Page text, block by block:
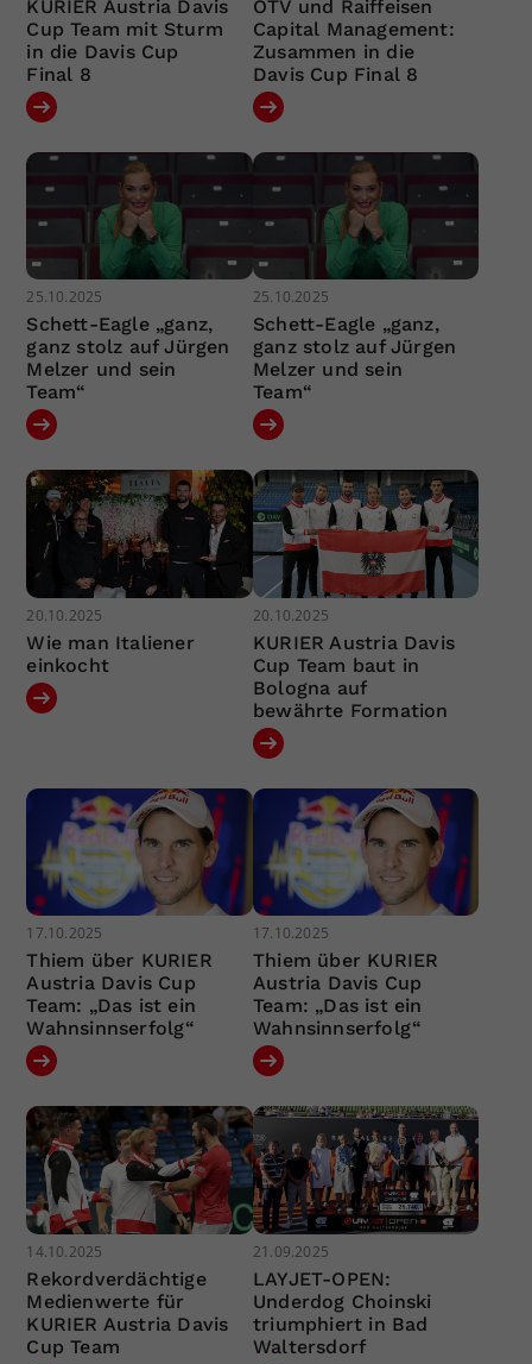
KURIER Austria Davis
Cup Team mit Sturm
in die Davis Cup
Final 8
ÖTV und Raiffeisen
Capital Management:
Zusammen in die
Davis Cup Final 8
25.10.2025
Schett-Eagle „ganz,
ganz stolz auf Jürgen
Melzer und sein
Team“
25.10.2025
Schett-Eagle „ganz,
ganz stolz auf Jürgen
Melzer und sein
Team“
20.10.2025
Wie man Italiener
einkocht
20.10.2025
KURIER Austria Davis
Cup Team baut in
Bologna auf
bewährte Formation
17.10.2025
Thiem über KURIER
Austria Davis Cup
Team: „Das ist ein
Wahnsinnserfolg“
17.10.2025
Thiem über KURIER
Austria Davis Cup
Team: „Das ist ein
Wahnsinnserfolg“
14.10.2025
Rekordverdächtige
Medienwerte für
KURIER Austria Davis
Cup Team
21.09.2025
LAYJET-OPEN:
Underdog Choinski
triumphiert in Bad
Waltersdorf